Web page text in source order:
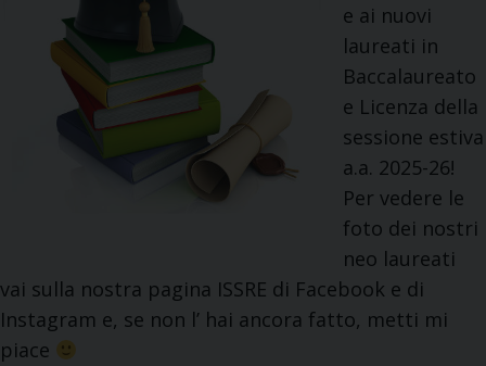
e ai nuovi
laureati in
Baccalaureato
e Licenza della
sessione estiva
a.a. 2025-26!
Per vedere le
foto dei nostri
neo laureati
vai sulla nostra pagina ISSRE di Facebook e di
Instagram e, se non l’ hai ancora fatto, metti mi
piace